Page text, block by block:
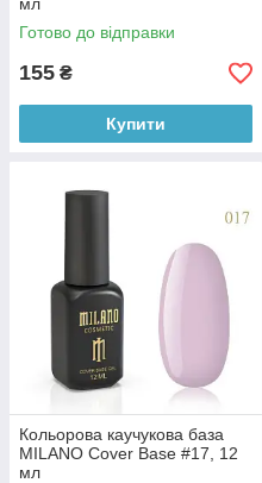
Готово до відправки
155 ₴
Купити
Кольорова каучукова база
MILANO Cover Base #17, 12
мл